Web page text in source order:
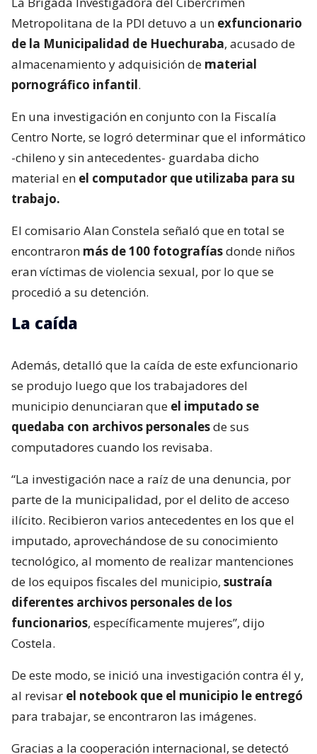
Metropolitana de la PDI detuvo a un exfuncionario
de la Municipalidad de Huechuraba, acusado de
almacenamiento y adquisición de material
pornográfico infantil.
En una investigación en conjunto con la Fiscalía
Centro Norte, se logró determinar que el informático
-chileno y sin antecedentes- guardaba dicho
material en el computador que utilizaba para su
trabajo.
El comisario Alan Constela señaló que en total se
encontraron más de 100 fotografíasdonde niños
eran víctimas de violencia sexual, por lo que se
procedió a su detención.
La caída
Además, detalló que la caída de este exfuncionario
se produjo luego que los trabajadores del
municipio denunciaran que el imputado se
quedaba con archivos personalesde sus
computadores cuando los revisaba.
“La investigación nace a raíz de una denuncia, por
parte de la municipalidad, por el delito de acceso
ilícito. Recibieron varios antecedentes en los que el
imputado, aprovechándose de su conocimiento
tecnológico, al momento de realizar mantenciones
de los equipos fiscales del municipio, sustraía
diferentes archivos personales de los
funcionarios, específicamente mujeres”, dijo
Costela.
De este modo, se inició una investigación contra él y,
al revisar el notebook que el municipio le entregó
para trabajar, se encontraron las imágenes.
Gracias a la cooperación internacional, se detectó